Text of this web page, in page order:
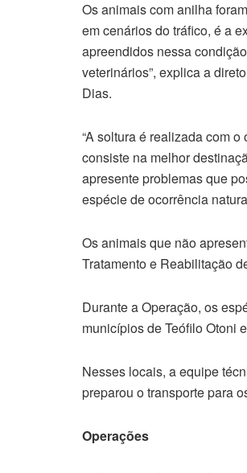
Os animais com anilha
em cenários do tráfico, é a
apreendidos nessa
veterinários”, explica a
Dias.
“A soltura é realizada com
consiste na melhor
apresente problemas que
espécie de ocorrência
Os animais que não
Tratamento e Reabilitação
Durante a Operação, os
municípios de Teófilo Otoni
Nesses locais, a equipe
preparou o transporte para
Operações